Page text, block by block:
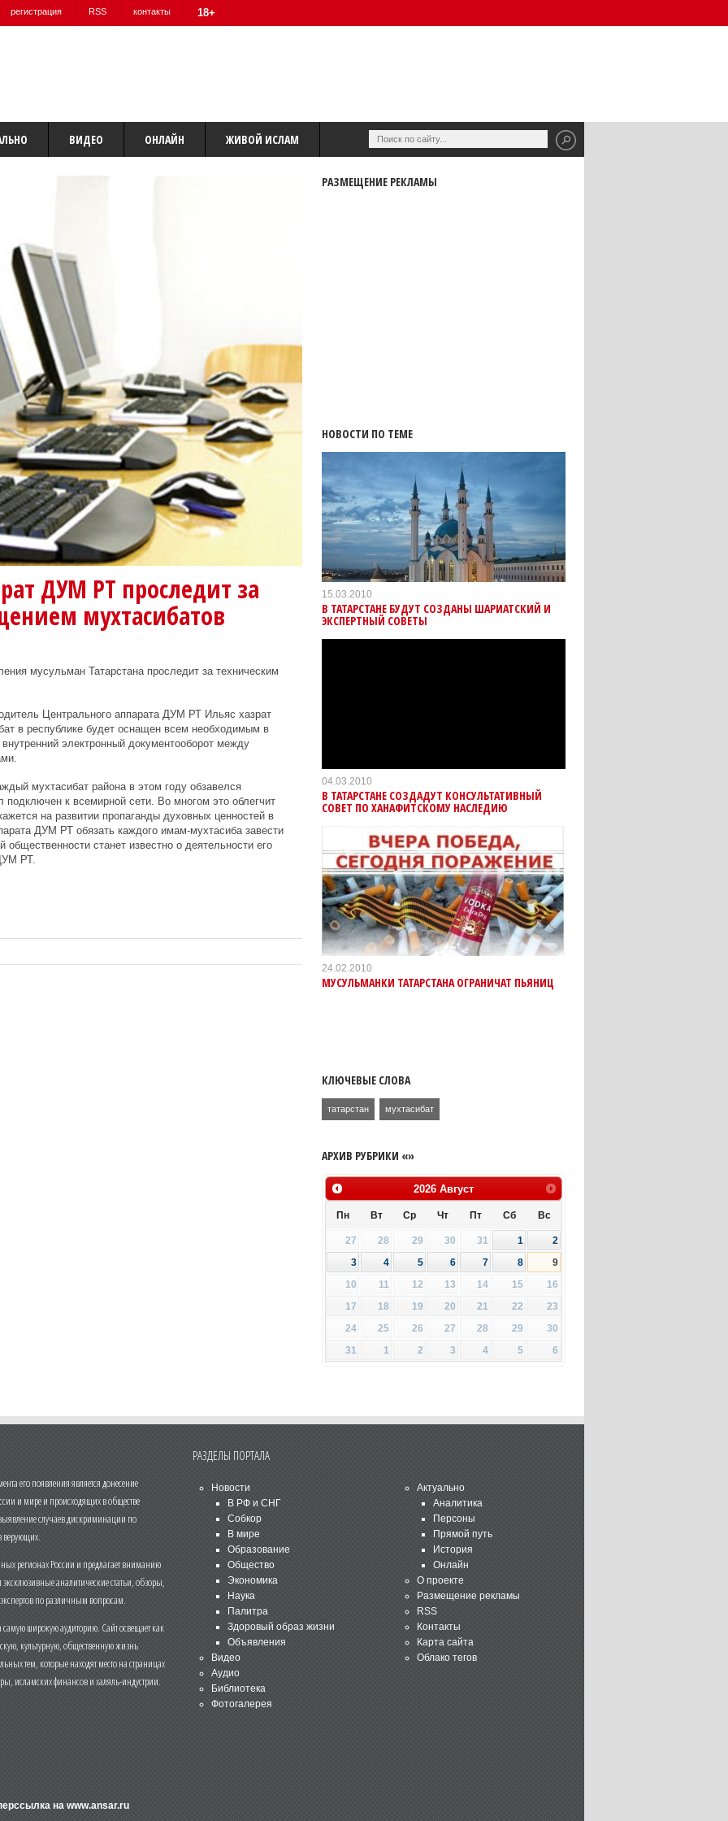
регистрация RSS контакты 18+
ВИДЕО ОНЛАЙН ЖИВОЙ ИСЛАМ
ДУМ РТ проследит за
мухтасибатов
мусульман Татарстана проследит за техническим
Центрального аппарата ДУМ РТ Ильяс хазрат
в республике будет оснащен всем необходимым в
электронный документооборот между
мухтасибат района в этом году обзавелся
к всемирной сети. Во многом это облегчит
на развитии пропаганды духовных ценностей в
ДУМ РТ обязать каждого имам-мухтасиба завести
станет известно о деятельности его
РТ.
РАЗМЕЩЕНИЕ РЕКЛАМЫ
НОВОСТИ ПО ТЕМЕ
15.03.2010
В ТАТАРСТАНЕ БУДУТ СОЗДАНЫ ШАРИАТСКИЙ И
ЭКСПЕРТНЫЙ СОВЕТЫ
04.03.2010
В ТАТАРСТАНЕ СОЗДАДУТ КОНСУЛЬТАТИВНЫЙ
СОВЕТ ПО ХАНАФИТСКОМУ НАСЛЕДИЮ
24.02.2010
МУСУЛЬМАНКИ ТАТАРСТАНА ОГРАНИЧАТ ПЬЯНИЦ
КЛЮЧЕВЫЕ СЛОВА
татарстан мухтасибат
АРХИВ РУБРИКИ «»
2026 Август
Пн Вт Ср Чт Пт Сб Вс
27 28 29 30 31 1
2
3
4 5 6 7 8
9
10
11 12 13 14 15
16
17
18 19 20 21 22
23
24
25 26 27 28 29
30
31
1 2 3 4 5 6
его появления является донесение
и мире и происходящих в обществе
случаев дискриминации по
регионах России и предлагает вниманию
аналитические статьи, обзоры,
по различным вопросам.
широкую аудиторию. Сайт освещает как
культурную, общественную жизнь
тем, которые находят место на страницах
исламских финансов и халяль-индустрии.
на www.ansar.ru
РАЗДЕЛЫ ПОРТАЛА
Новости
В РФ и СНГ
Собкор
В мире
Образование
Общество
Экономика
Наука
Палитра
Здоровый образ жизни
Объявления
Видео
Аудио
Библиотека
Фотогалерея
Актуально
Аналитика
Персоны
Прямой путь
История
Онлайн
О проекте
Размещение рекламы
RSS
Контакты
Карта сайта
Облако тегов